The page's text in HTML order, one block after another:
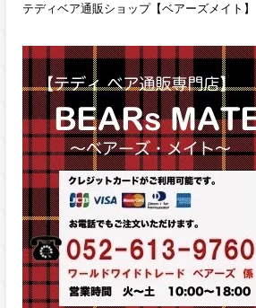
テディベア通販ショップ【ベアーズメイト